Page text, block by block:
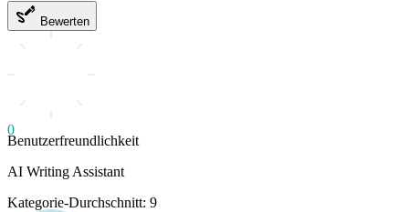
Bewerten
0
Benutzerfreundlichkeit
AI Writing Assistant
Kategorie-Durchschnitt: 9